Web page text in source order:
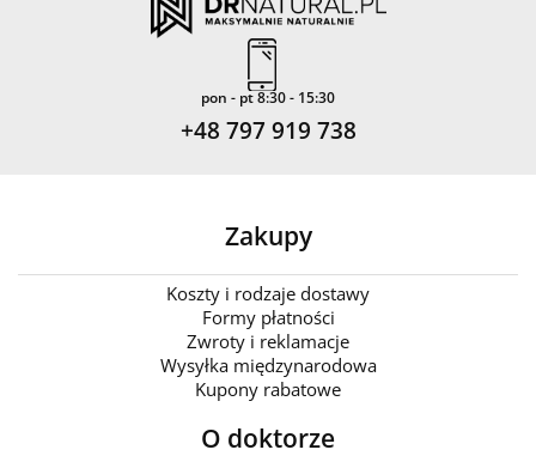
pon - pt 8:30 - 15:30
+48 797 919 738
Zakupy
Koszty i rodzaje dostawy
Formy płatności
Zwroty i reklamacje
Wysyłka międzynarodowa
Kupony rabatowe
O doktorze